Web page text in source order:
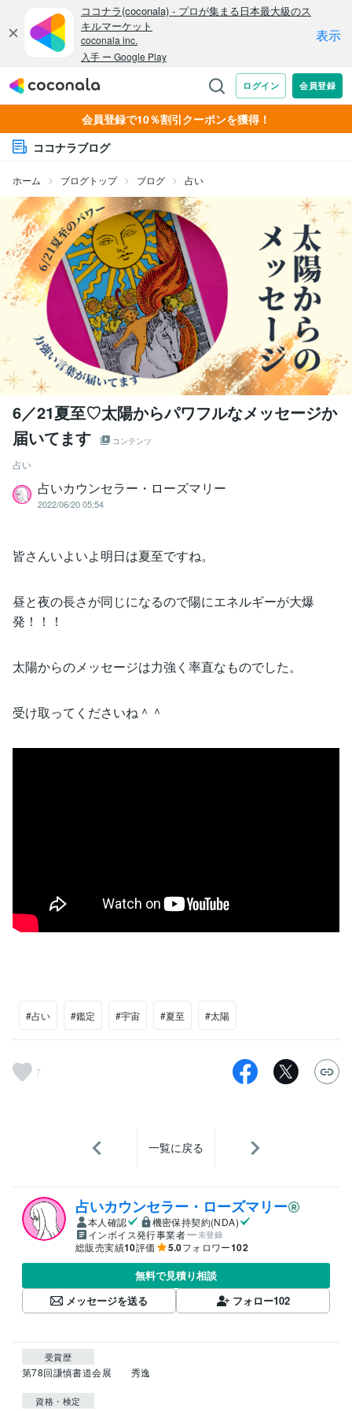
会員登録で10％割引クーポンを獲得！
ココナラブログ
ホーム ブログトップ ブログ 占い
6／21夏至♡太陽からパワフルなメッセージか
届いてます
コンテンツ
占い
占いカウンセラー・ローズマリー
2022/06/20 05:54
皆さんいよいよ明日は夏至ですね。
昼と夜の長さが同じになるので陽にエネルギーが大爆
発！！！
太陽からのメッセージは力強く率直なものでした。
受け取ってくださいね＾＾
#占い #鑑定 #宇宙 #夏至 #太陽
7
一覧に戻る
占いカウンセラー・ローズマリー
本人確認
機密保持契約(NDA)
インボイス発行事業者
未登録
総販売実績10評価 5.0フォロワー102
無料で見積り相談
メッセージを送る
フォロー102
受賞歴
第78回謙慎書道会展　　秀逸
資格・検定